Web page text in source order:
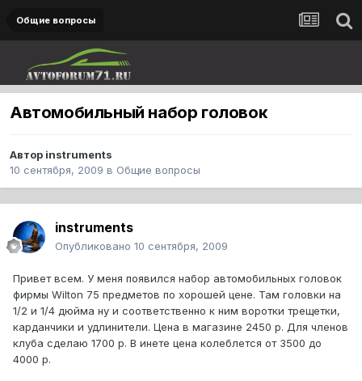
Общие вопросы
Автомобильный набор головок
Автор instruments
10 сентября, 2009 в Общие вопросы
instruments
Опубликовано 10 сентября, 2009
Привет всем. У меня появился набор автомобильных головок
фирмы Wilton 75 предметов по хорошей цене. Там головки на
1/2 и 1/4 дюйма ну и соответственно к ним воротки трещетки,
карданчики и удлинители. Цена в магазине 2450 р. Для членов
клуба сделаю 1700 р. В инете цена колеблется от 3500 до
4000 р.